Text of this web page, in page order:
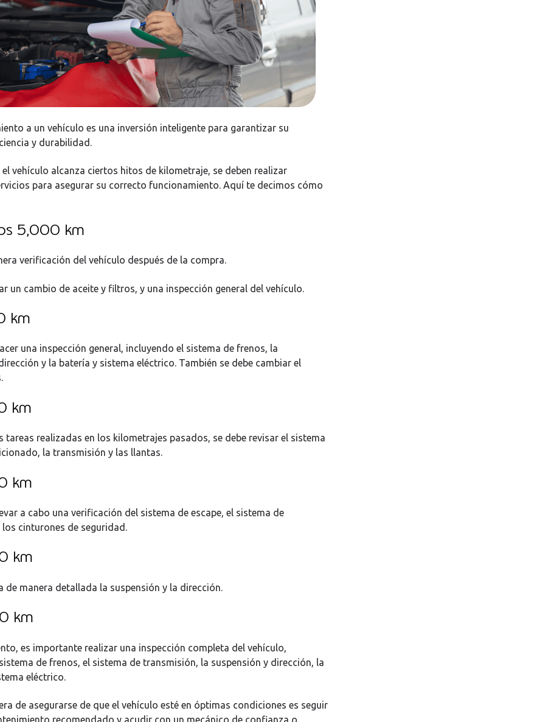
a un vehículo es una inversión inteligente para garantizar su
y durabilidad.
vehículo alcanza ciertos hitos de kilometraje, se deben realizar
para asegurar su correcto funcionamiento. Aquí te decimos cómo
5,000 km
verificación del vehículo después de la compra.
un cambio de aceite y filtros, y una inspección general del vehículo.
km
una inspección general, incluyendo el sistema de frenos, la
y la batería y sistema eléctrico. También se debe cambiar el
km
tareas realizadas en los kilometrajes pasados, se debe revisar el sistema
la transmisión y las llantas.
km
a cabo una verificación del sistema de escape, el sistema de
cinturones de seguridad.
km
de manera detallada la suspensión y la dirección.
km
es importante realizar una inspección completa del vehículo,
de frenos, el sistema de transmisión, la suspensión y dirección, la
eléctrico.
de asegurarse de que el vehículo esté en óptimas condiciones es seguir
recomendado y acudir con un mecánico de confianza o